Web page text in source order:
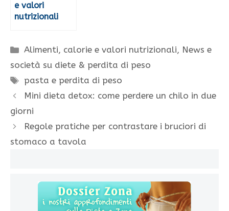
e valori
nutrizionali
Categorie
Alimenti, calorie e valori nutrizionali, News e
società su diete & perdita di peso
Tag
pasta e perdita di peso
Mini dieta detox: come perdere un chilo in due
giorni
Regole pratiche per contrastare i bruciori di
stomaco a tavola